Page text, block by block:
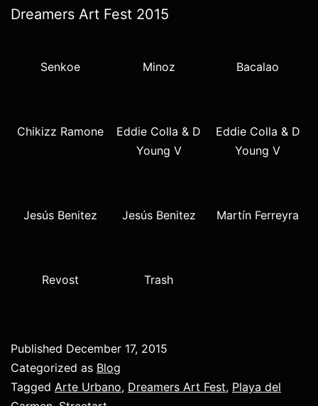
Dreamers Art Fest 2015
Senkoe Minoz Bacalao
Chikizz Ramone
Eddie Colla & D
Young V
Eddie Colla & D
Young V
Jesús Benitez Jesús Benitez Martín Ferreyra
Revost Trash
Published December 17, 2015
Categorized as Blog
Tagged Arte Urbano, Dreamers Art Fest, Playa del